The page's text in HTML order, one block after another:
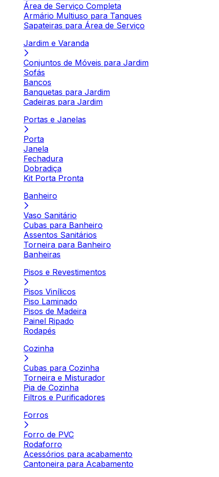
Área de Serviço Completa
Armário Multiuso para Tanques
Sapateiras para Área de Serviço
Jardim e Varanda
Conjuntos de Móveis para Jardim
Sofás
Bancos
Banquetas para Jardim
Cadeiras para Jardim
Portas e Janelas
Porta
Janela
Fechadura
Dobradiça
Kit Porta Pronta
Banheiro
Vaso Sanitário
Cubas para Banheiro
Assentos Sanitários
Torneira para Banheiro
Banheiras
Pisos e Revestimentos
Pisos Vinílicos
Piso Laminado
Pisos de Madeira
Painel Ripado
Rodapés
Cozinha
Cubas para Cozinha
Torneira e Misturador
Pia de Cozinha
Filtros e Purificadores
Forros
Forro de PVC
Rodaforro
Acessórios para acabamento
Cantoneira para Acabamento